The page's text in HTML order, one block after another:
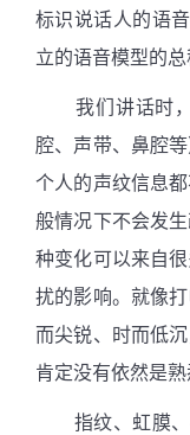
标识说话人的语
立的语音模型的总
我们讲话时，
腔、声带、鼻腔
个人的声纹信息
般情况下不会发
种变化可以来自
扰的影响。就像
而尖锐、时而低
肯定没有依然是熟
指纹、虹膜、